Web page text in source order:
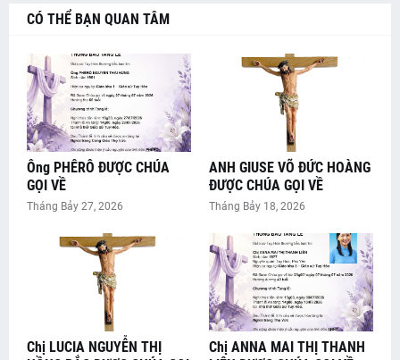
CÓ THỂ BẠN QUAN TÂM
Ông PHÊRÔ ĐƯỢC CHÚA
GỌI VỀ
Tháng Bảy 27, 2026
ANH GIUSE VÕ ĐỨC HOÀNG
ĐƯỢC CHÚA GỌI VỀ
Tháng Bảy 18, 2026
Chị LUCIA NGUYỄN THỊ
Chị ANNA MAI THỊ THANH